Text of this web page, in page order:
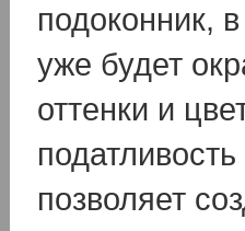
подоконник,
уже будет
оттенки и
позволяет